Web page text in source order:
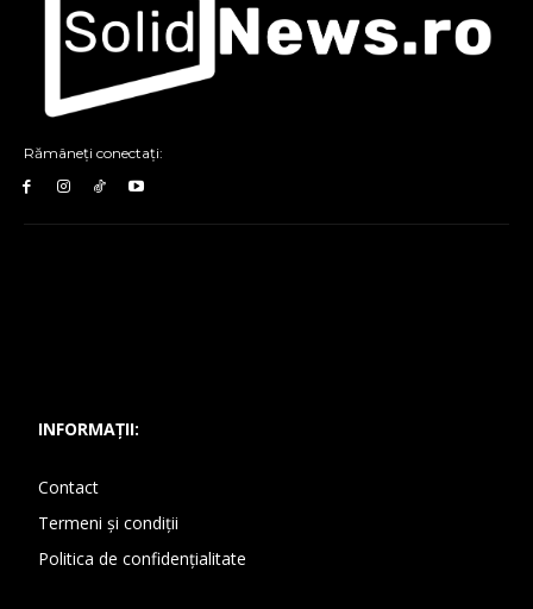
Rămâneți conectați:
INFORMAȚII:
Contact
Termeni și condiții
Politica de confidențialitate